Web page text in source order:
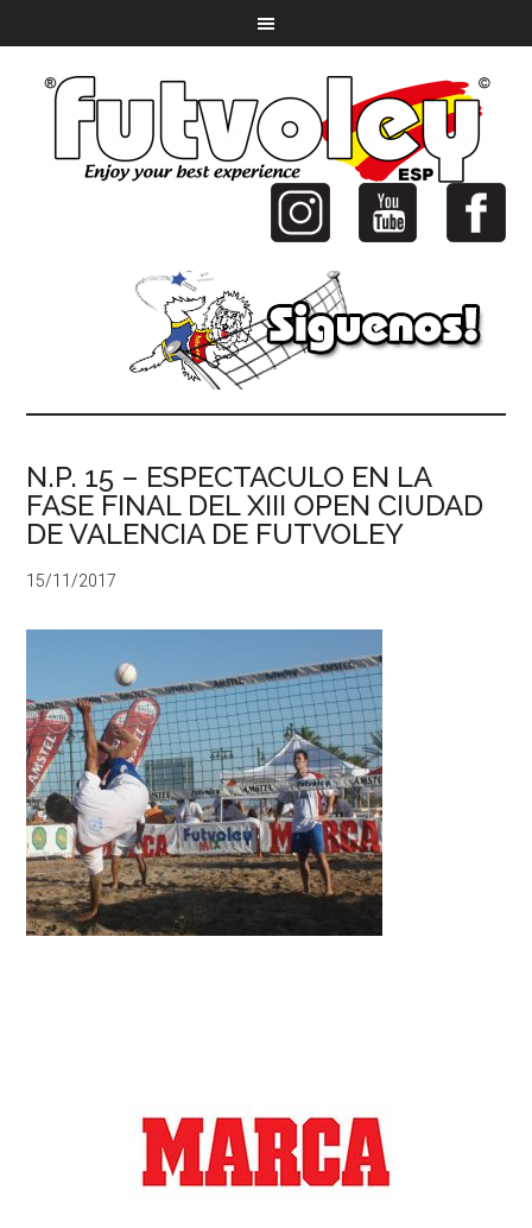
N.P. 15 – ESPECTACULO EN LA
FASE FINAL DEL XIII OPEN CIUDAD
DE VALENCIA DE FUTVOLEY
15/11/2017